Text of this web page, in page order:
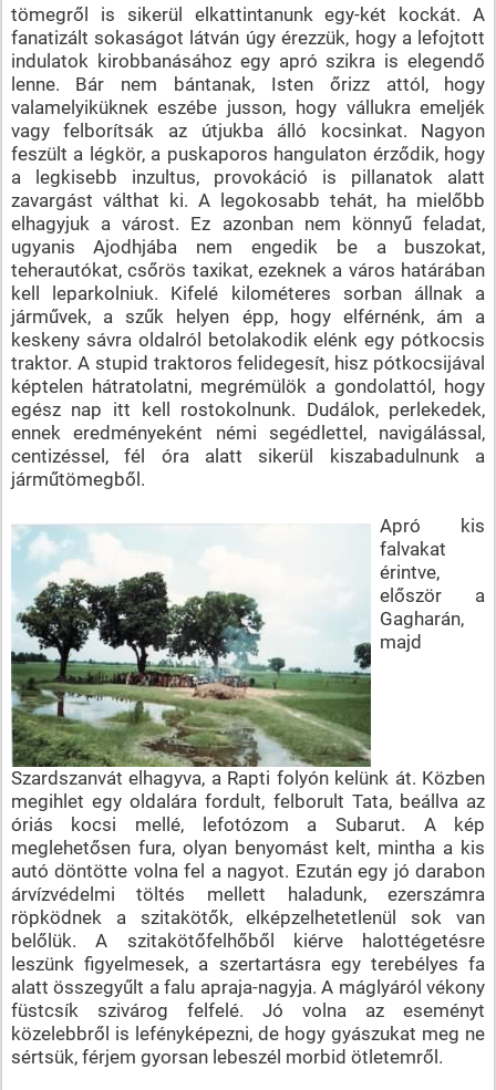
tömegről is sikerül elkattintanunk egy-két kockát. A
fanatizált sokaságot látván úgy érezzük, hogy a lefojtott
indulatok kirobbanásához egy apró szikra is elegendő
lenne. Bár nem bántanak, Isten őrizz attól, hogy
valamelyiküknek eszébe jusson, hogy vállukra emeljék
vagy felborítsák az útjukba álló kocsinkat. Nagyon
feszült a légkör, a puskaporos hangulaton érződik, hogy
a legkisebb inzultus, provokáció is pillanatok alatt
zavargást válthat ki. A legokosabb tehát, ha mielőbb
elhagyjuk a várost. Ez azonban nem könnyű feladat,
ugyanis Ajodhjába nem engedik be a buszokat,
teherautókat, csőrös taxikat, ezeknek a város határában
kell leparkolniuk. Kifelé kilométeres sorban állnak a
járművek, a szűk helyen épp, hogy elférnénk, ám a
keskeny sávra oldalról betolakodik elénk egy pótkocsis
traktor. A stupid traktoros felidegesít, hisz pótkocsijával
képtelen hátratolatni, megrémülök a gondolattól, hogy
egész nap itt kell rostokolnunk. Dudálok, perlekedek,
ennek eredményeként némi segédlettel, navigálással,
centizéssel, fél óra alatt sikerül kiszabadulnunk a
járműtömegből.
Apró kis
falvakat
érintve,
először a
Gagharán,
majd
Szardszanvát elhagyva, a Rapti folyón kelünk át. Közben
megihlet egy oldalára fordult, felborult Tata, beállva az
óriás kocsi mellé, lefotózom a Subarut. A kép
meglehetősen fura, olyan benyomást kelt, mintha a kis
autó döntötte volna fel a nagyot. Ezután egy jó darabon
árvízvédelmi töltés mellett haladunk, ezerszámra
röpködnek a szitakötők, elképzelhetetlenül sok van
belőlük. A szitakötőfelhőből kiérve halottégetésre
leszünk figyelmesek, a szertartásra egy terebélyes fa
alatt összegyűlt a falu apraja-nagyja. A máglyáról vékony
füstcsík szivárog felfelé. Jó volna az eseményt
közelebbről is lefényképezni, de hogy gyászukat meg ne
sértsük, férjem gyorsan lebeszél morbid ötletemről.